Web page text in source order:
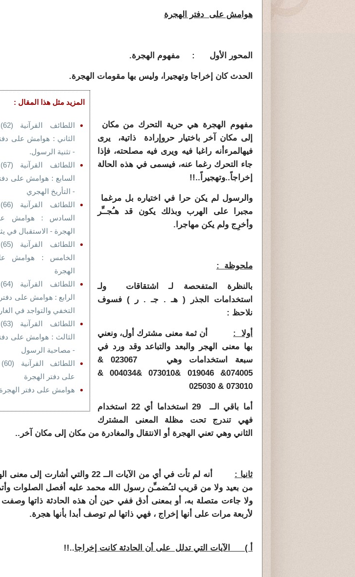
هوامش على دفتر الهجرة
المحور الأول : مفهوم الهجرة.
الحدث كان إخراجا وتهجيرا، وليس بها مقومات الهجرة.
المزيد مثل هذا المقال :
الثاني : هوامش على
- تثنية الرسول.
السابع : هوامش على
- التأريخ الهجري
السادس : هوامش
الهجرة - الاستقبال في
الخامس : هوامش
الهجرة
الرابع : هوامش على
التخفي والتواجد في الغار
الثالث : هوامش على
- مصاحبة الرسول
على دفتر الهجرة
هوامش على دفتر الهجرة
مفهوم الهجرة هي حرية التحرك من مكان
إلى مكان آخر باختيار حروإرادة ذاتية، يرى
فيهالمرءأنه راغبا فيه ويرى فيه مصلحته، فإذا
جاء التحرك رغما عنه، فيسمى في هذه الحالة
إخراجاً..وتهجيراً..!!
والرسول لم يكن حرا في اختياره بل مرغما
مجبرا على الهرب وبذلك يكون قد هـُجــِّر
وأخرِج ولم يكن مهاجرا.
ملحوظة :
بالنظرة المتفحصة لـ اشتقاقات ولـ
استخدامات الجذر ( هـ . جـ . ر ) فسوف
نلاحظ :
أولا : أن ثمة معنى مشترك أول، ونعني
بها معنى الهجر والبعد والتباعد وقد ورد في
سبعة استخدامات وهي 023067 &
074005& 019046 &073010 &004034 &
073010 & 025030
أما باقي الــ 29 استخداما أي 22 استخدام
فهي تندرج تحت مظلة المعنى المشترك
الثاني وهي تعني الهجرة أو الانتقال والمغادرة من مكان إلى مكان آخر..
ثانيا :
أنه لم تأت في أي من الآيات الــ 22 والتي
من بعيد ولا من قريب لتـُضمـِّن رسول الله محمد عليه أفصل الصلوات وأتم
ولا جاءت متصلة به، أو بمعنى أدق ففي حين أن هذه الحادثة ذاتها
لأربعة مرات على أنها إخراج ، فهي ذاتها لم توصف أبدا بأنها هجرة.
أ ) الآيات التي تدلل على أن الحادثة كانت إخراجا..!!